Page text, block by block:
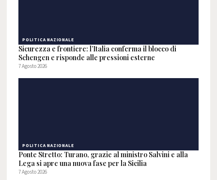
POLITICA NAZIONALE
Sicurezza e frontiere: l’Italia conferma il blocco di
Schengen e risponde alle pressioni esterne
7 Agosto 2026
POLITICA NAZIONALE
Ponte Stretto: Turano, grazie al ministro Salvini e alla
Lega si apre una nuova fase per la Sicilia
7 Agosto 2026